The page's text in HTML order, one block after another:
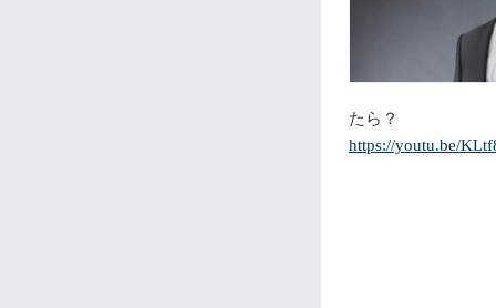
たら？
https://youtu.be/